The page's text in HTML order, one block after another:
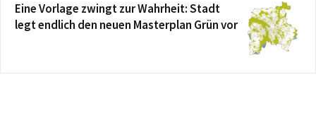
Eine Vorlage zwingt zur Wahrheit: Stadt
legt endlich den neuen Masterplan Grün vor